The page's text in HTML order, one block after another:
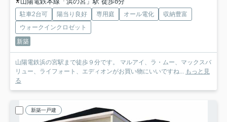
駐車2台可 陽当り良好 専用庭 オール電化
収納豊富
ウォークインクロゼット
新築
山陽電鉄浜の宮駅まで徒歩９分です。 マルアイ、ラ・ムー、マックスバ
リュー、ライフォート、エディオンがお買い物にいいですね... もっと見
る
新築一戸建